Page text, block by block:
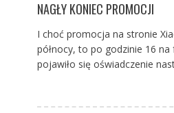
NAGŁY KONIEC PROMOCJI
I choć promocja na stronie
północy, to po godzinie 16 na
pojawiło się oświadczenie